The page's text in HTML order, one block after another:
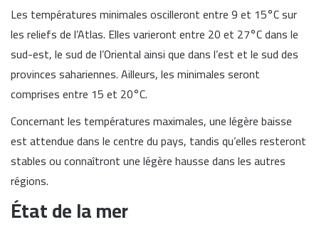
Les températures minimales oscilleront entre 9 et 15°C sur
les reliefs de l’Atlas. Elles varieront entre 20 et 27°C dans le
sud-est, le sud de l’Oriental ainsi que dans l’est et le sud des
provinces sahariennes. Ailleurs, les minimales seront
comprises entre 15 et 20°C.
Concernant les températures maximales, une légère baisse
est attendue dans le centre du pays, tandis qu’elles resteront
stables ou connaîtront une légère hausse dans les autres
régions.
État de la mer